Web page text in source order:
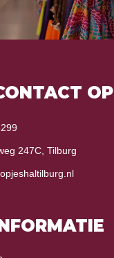
OP
247C, Tilburg